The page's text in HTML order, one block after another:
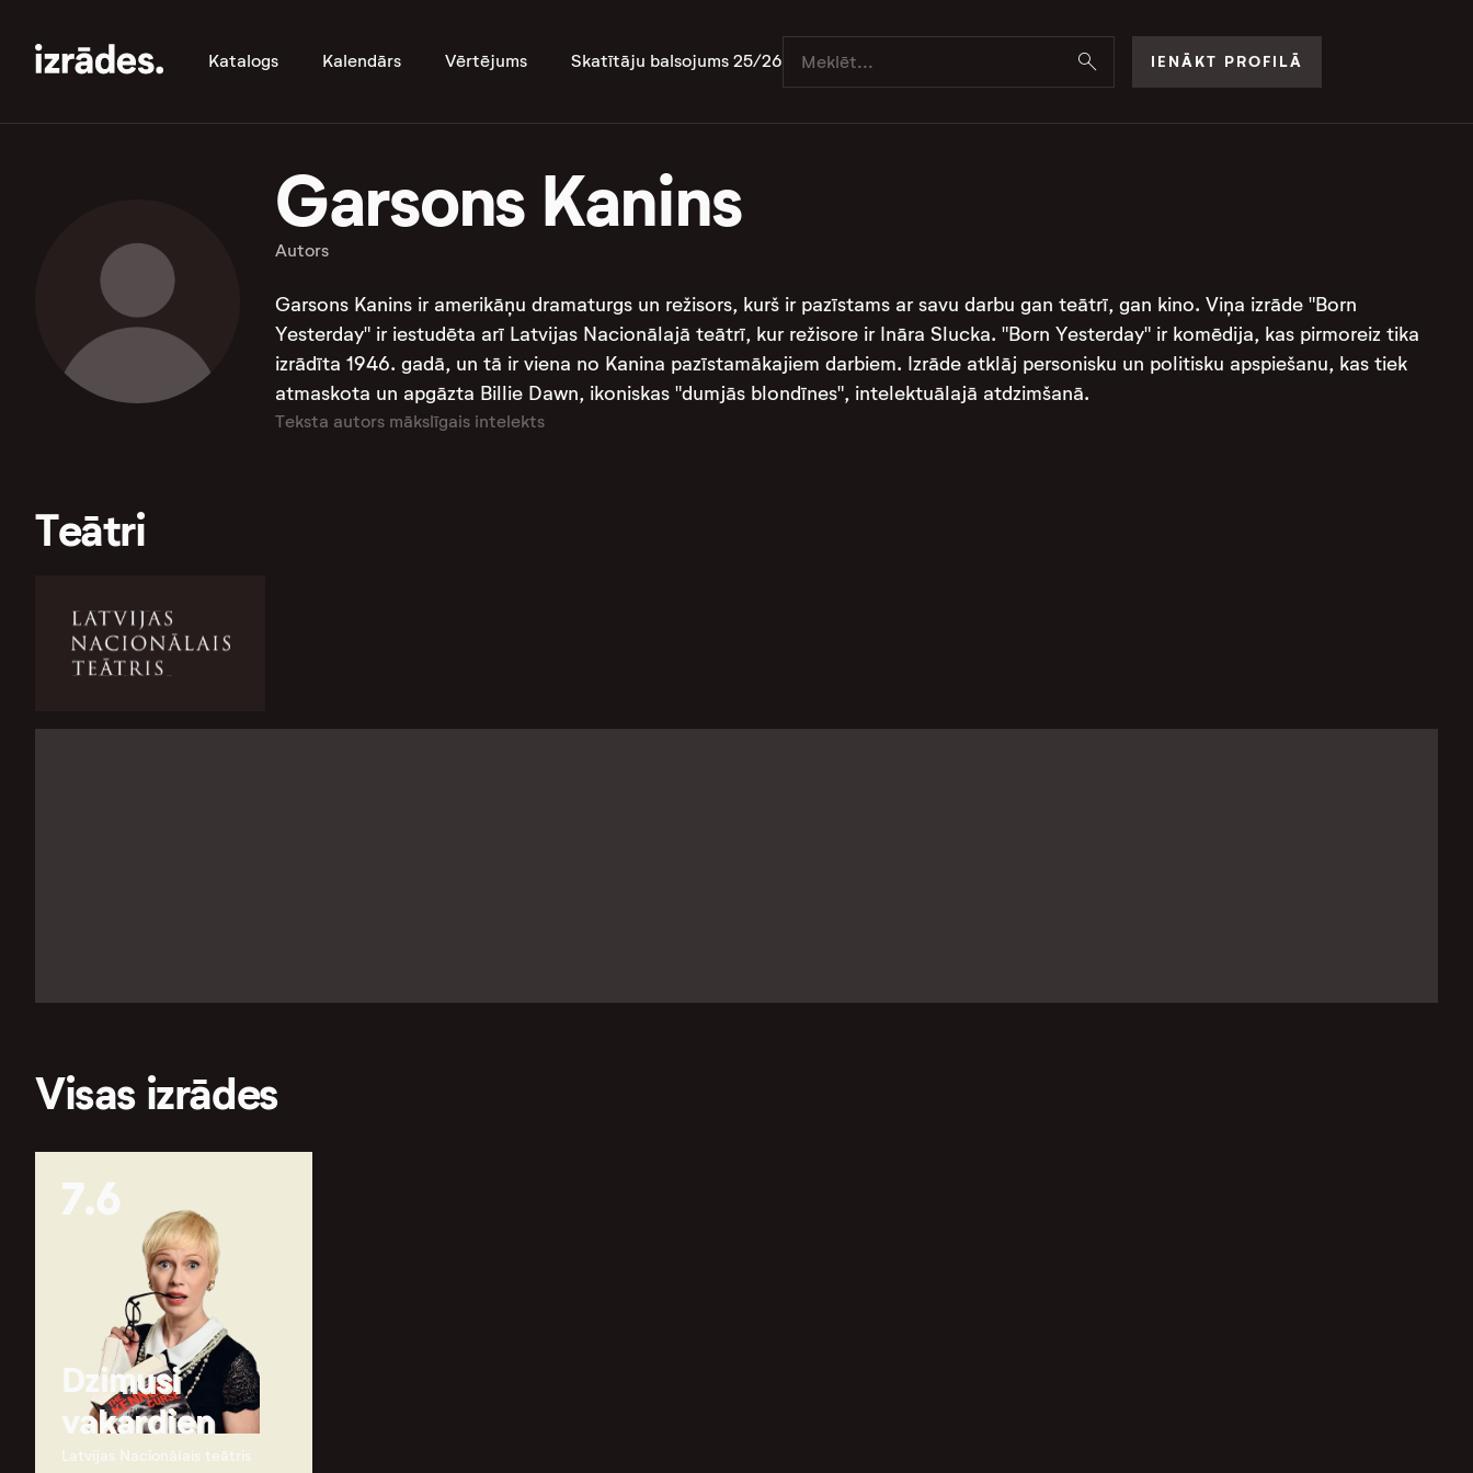
Katalogs Kalendārs Vērtējums Skatītāju balsojums 25/26 IENĀKT PROFILĀ
Garsons Kanins
Autors
Garsons Kanins ir amerikāņu dramaturgs un režisors, kurš ir pazīstams ar savu darbu gan teātrī, gan kino. Viņa izrāde "Born
Yesterday" ir iestudēta arī Latvijas Nacionālajā teātrī, kur režisore ir Ināra Slucka. "Born Yesterday" ir komēdija, kas pirmoreiz tika
izrādīta 1946. gadā, un tā ir viena no Kanina pazīstamākajiem darbiem. Izrāde atklāj personisku un politisku apspiešanu, kas tiek
atmaskota un apgāzta Billie Dawn, ikoniskas "dumjās blondīnes", intelektuālajā atdzimšanā​​​​.
Teksta autors mākslīgais intelekts
Teātri
Visas izrādes
7.6
Dzimusi
vakardien
Latvijas Nacionālais teātris